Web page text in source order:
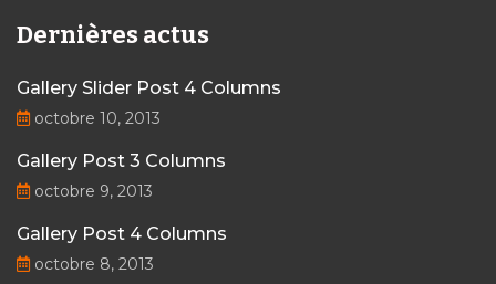
Dernières actus
Gallery Slider Post 4 Columns
octobre 10, 2013
Gallery Post 3 Columns
octobre 9, 2013
Gallery Post 4 Columns
octobre 8, 2013